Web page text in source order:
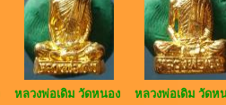
หลวงพ่อเดิม วัดหนอง
หลวงพ่อเดิม วัดห